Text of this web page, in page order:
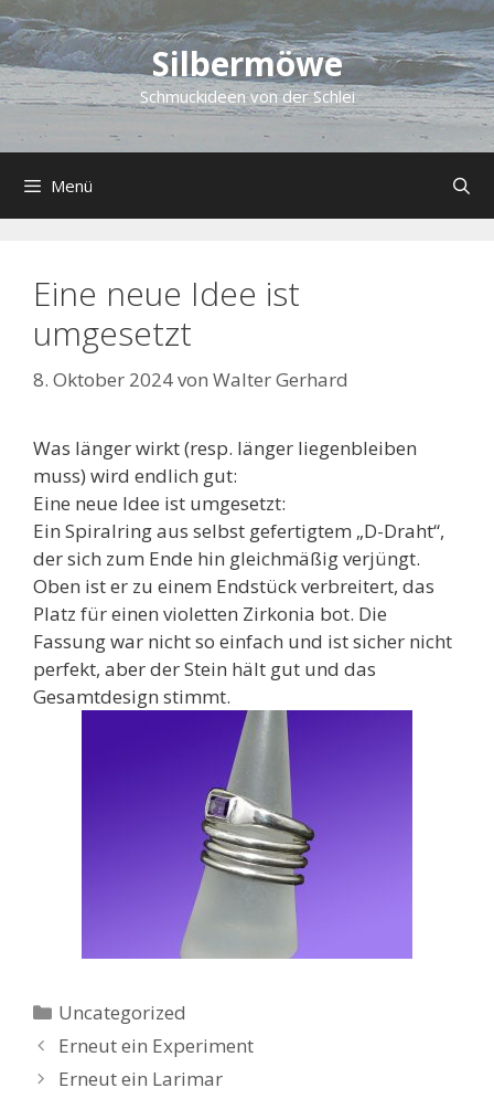
Zum
Inhalt
springen
Silbermöwe
Schmuckideen von der Schlei
Menü
Eine neue Idee ist
umgesetzt
8. Oktober 2024von Walter Gerhard
Was länger wirkt (resp. länger liegenbleiben
muss) wird endlich gut:
Eine neue Idee ist umgesetzt:
Ein Spiralring aus selbst gefertigtem „D-Draht“,
der sich zum Ende hin gleichmäßig verjüngt.
Oben ist er zu einem Endstück verbreitert, das
Platz für einen violetten Zirkonia bot. Die
Fassung war nicht so einfach und ist sicher nicht
perfekt, aber der Stein hält gut und das
Gesamtdesign stimmt.
Kategorien
Uncategorized
Erneut ein Experiment
Erneut ein Larimar